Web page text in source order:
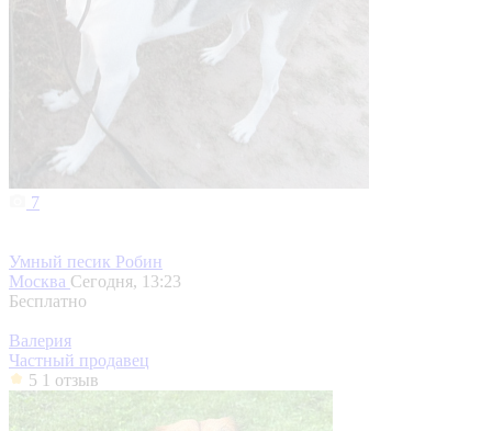
7
Умный песик Робин
Москва Сегодня, 13:23
Бесплатно
Валерия
Частный продавец
5 1 отзыв